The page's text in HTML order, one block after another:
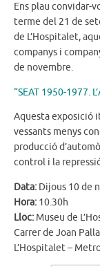
Ens plau convidar-
terme del 21 de
de L’Hospitalet,
companys i
de novembre.
“SEAT 1950-1977.
Aquesta exposició
vessants menys
producció
control i la
Data: Dijous 10 de
Hora: 10.30h
Lloc: Museu de
Carrer de Joan
L’Hospitalet –